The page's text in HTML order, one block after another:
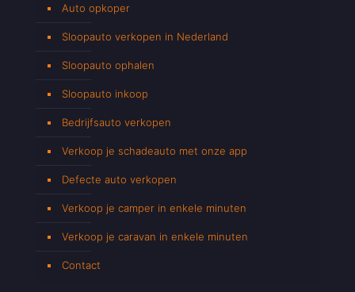
Auto opkoper
Sloopauto verkopen in Nederland
Sloopauto ophalen
Sloopauto inkoop
Bedrijfsauto verkopen
Verkoop je schadeauto met onze app
Defecte auto verkopen
Verkoop je camper in enkele minuten
Verkoop je caravan in enkele minuten
Contact